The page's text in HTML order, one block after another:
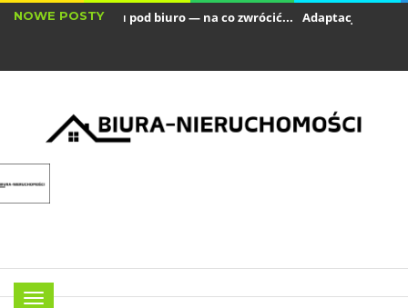
NOWE POSTY
lokalu pod biuro — na co zwrócić... Adaptacja biura w
Menu